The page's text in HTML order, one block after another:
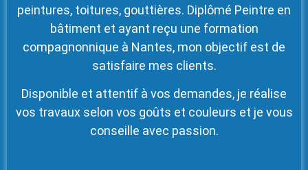
peintures, toitures, gouttières. Diplômé Peintre en
bâtiment et ayant reçu une formation
compagnonnique à Nantes, mon objectif est de
satisfaire mes clients.
Disponible et attentif à vos demandes, je réalise
vos travaux selon vos goûts et couleurs et je vous
conseille avec passion.